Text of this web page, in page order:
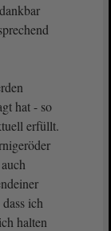
hat - so
erfüllt.
ich
halten